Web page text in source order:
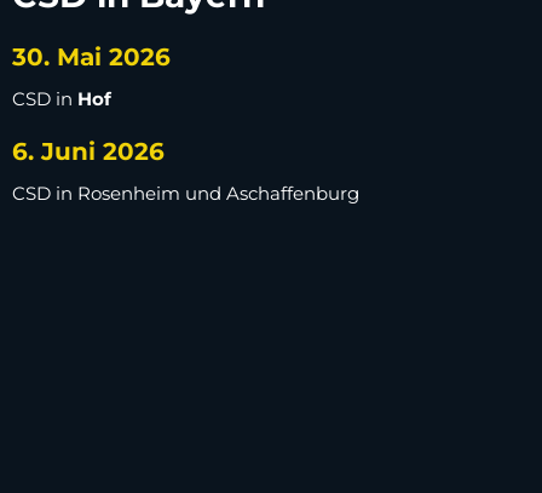
30. Mai 2026
CSD in Hof
6. Juni 2026
CSD in Rosenheim und Aschaffenburg